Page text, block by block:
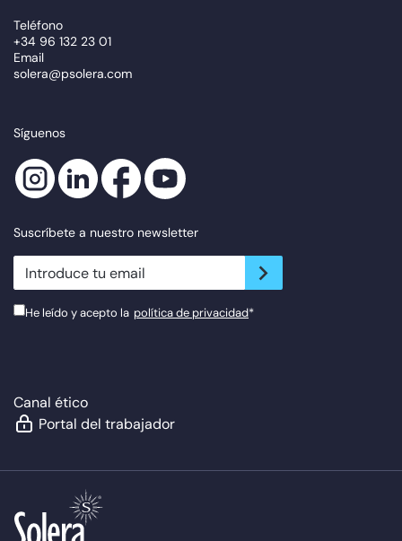
Teléfono
+34 96 132 23 01
Email
solera@psolera.com
Síguenos
Suscríbete a nuestro newsletter
newsletter.suscribe
He leído y acepto la política de privacidad*
Canal ético
Portal del trabajador